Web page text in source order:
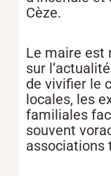
Cèze.
Le maire est
sur
de vivifier le
locales, les
familiales
souvent
associations